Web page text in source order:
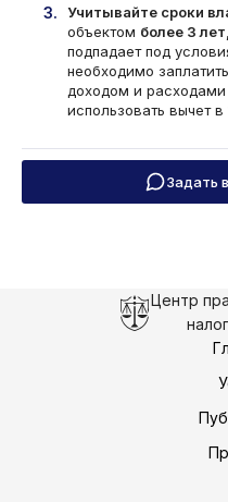
Учитывайте сроки
объектом более 3
подпадает под
необходимо
доходом и
использовать вычет
Задать
Центр